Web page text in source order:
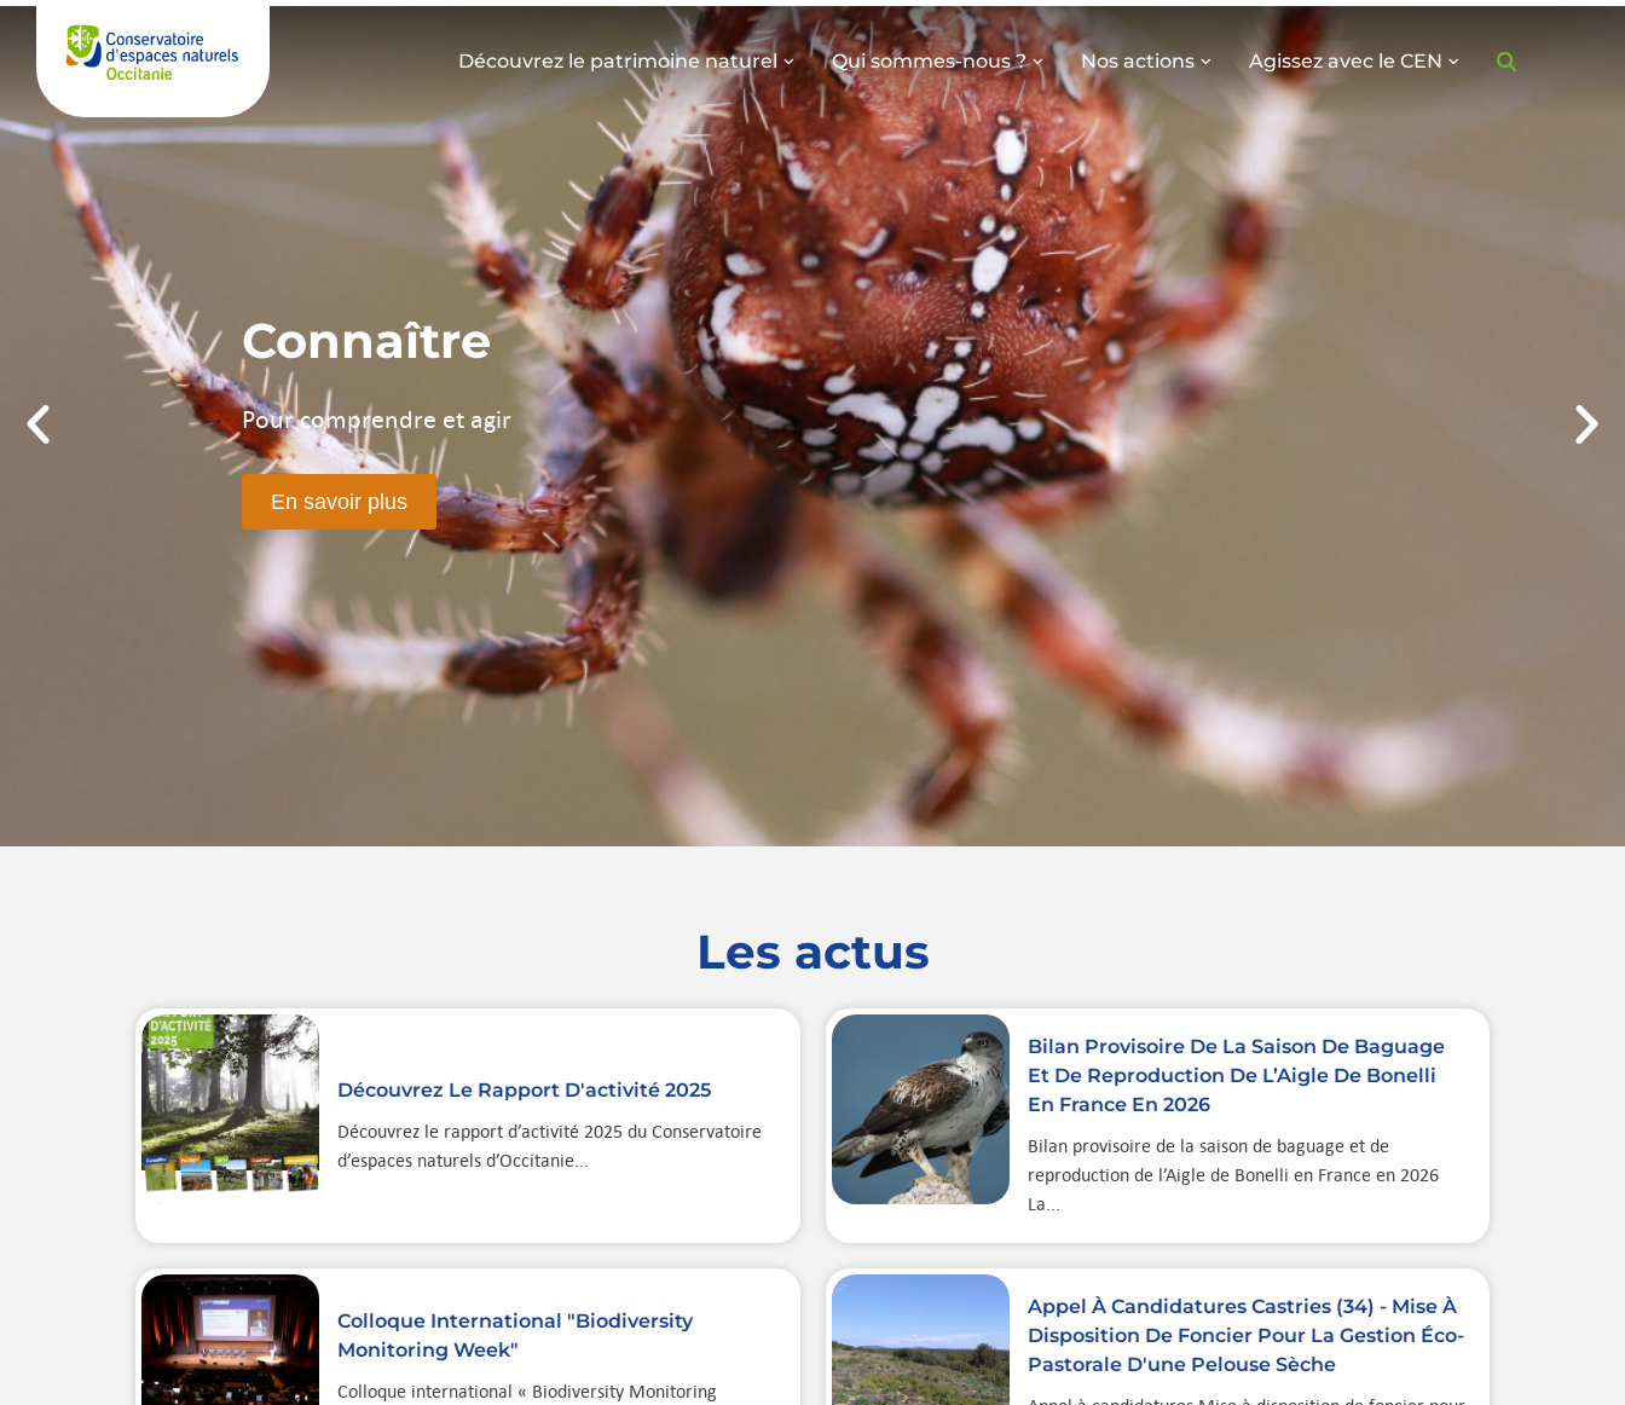
Découvrez le patrimoine naturel Qui sommes-nous ? Nos actions Agissez avec le CEN
Protéger
Pour du foncier préservé
En savoir plus
Les actus
Découvrez Le Rapport D'activité 2025
Découvrez le rapport d’activité 2025 du Conservatoire
d’espaces naturels d’Occitanie...
Bilan Provisoire De La Saison De Baguage
Et De Reproduction De L’Aigle De Bonelli
En France En 2026
Bilan provisoire de la saison de baguage et de
reproduction de l’Aigle de Bonelli en France en 2026
La...
Colloque International "Biodiversity
Monitoring Week"
Colloque international « Biodiversity Monitoring
Appel À Candidatures Castries (34) - Mise À
Disposition De Foncier Pour La Gestion Éco-
Pastorale D'une Pelouse Sèche